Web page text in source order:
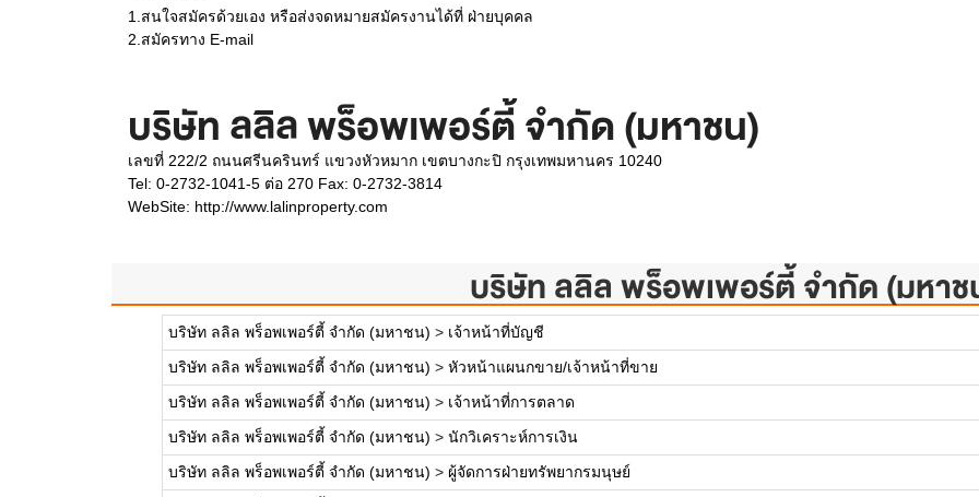
1.สนใจสมัครด้วยเอง หรือส่งจดหมายสมัครงานได้ที่ ฝ่ายบุคคล
2.สมัครทาง E-mail
บริษัท ลลิล พร็อพเพอร์ตี้ จำกัด (มหาชน)
เลขที่ 222/2 ถนนศรีนครินทร์ แขวงหัวหมาก เขตบางกะปิ กรุงเทพมหานคร 10240
Tel: 0-2732-1041-5 ต่อ 270 Fax: 0-2732-3814
WebSite: http://www.lalinproperty.com
บริษัท ลลิล พร็อพเพอร์ตี้ จำกัด (มหาช
บริษัท ลลิล พร็อพเพอร์ตี้ จำกัด (มหาชน) > เจ้าหน้าที่บัญชี
บริษัท ลลิล พร็อพเพอร์ตี้ จำกัด (มหาชน) > หัวหน้าแผนกขาย/เจ้าหน้าที่ขาย
บริษัท ลลิล พร็อพเพอร์ตี้ จำกัด (มหาชน) > เจ้าหน้าที่การตลาด
บริษัท ลลิล พร็อพเพอร์ตี้ จำกัด (มหาชน) > นักวิเคราะห์การเงิน
บริษัท ลลิล พร็อพเพอร์ตี้ จำกัด (มหาชน) > ผู้จัดการฝ่ายทรัพยากรมนุษย์